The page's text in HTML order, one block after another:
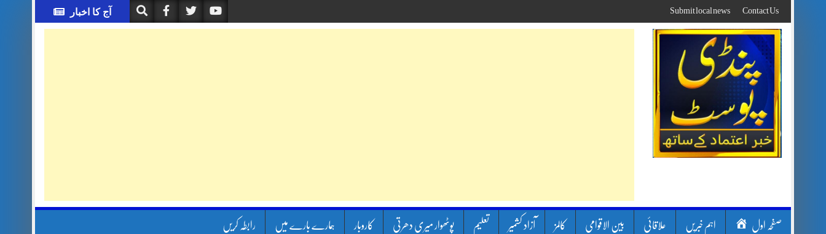
to
content
آج کا اخبار Contact Us
Submit local news
صفحہ اول اہم خبریں علاقائی بین الاقوامی کالمز آزاد کشمیر تعلیم پوٹھوار میری دھرتی کاروبار ہمارے بارے میں رابطہ کریں